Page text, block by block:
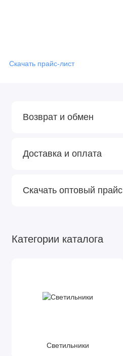
Скачать прайс-лист
Возврат и обмен
Доставка и оплата
Скачать оптовый прайс
Категории каталога
Светильники